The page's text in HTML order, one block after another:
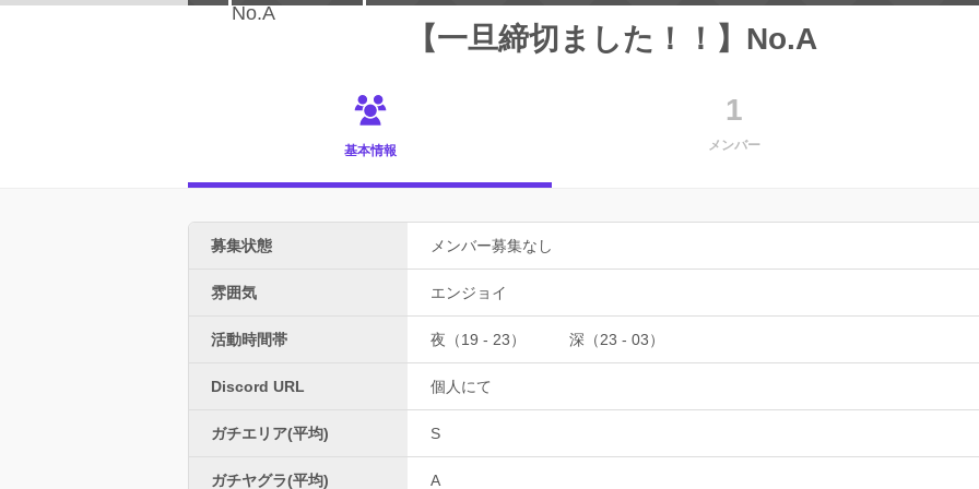
【一旦締切ました！！】No.A
基本情報
1
メンバー
募集状態 メンバー募集なし
雰囲気 エンジョイ
活動時間帯 夜（19 - 23） 深（23 - 03）
Discord URL 個人にて
ガチエリア(平均) S
ガチヤグラ(平均) A